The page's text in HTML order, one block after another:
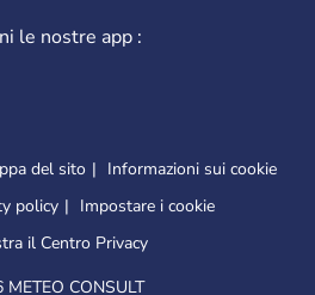
le nostre app :
del sito
Informazioni sui cookie
policy
Impostare i cookie
il Centro Privacy
METEO CONSULT